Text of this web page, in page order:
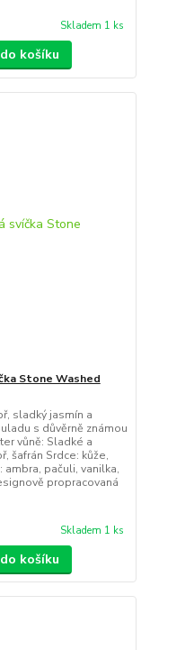
Skladem 1 ks
košíku
Stone Washed
sladký jasmín a
s důvěrně známou
vůně: Sladké a
šafrán Srdce: kůže,
pačuli, vanilka,
propracovaná
Skladem 1 ks
košíku